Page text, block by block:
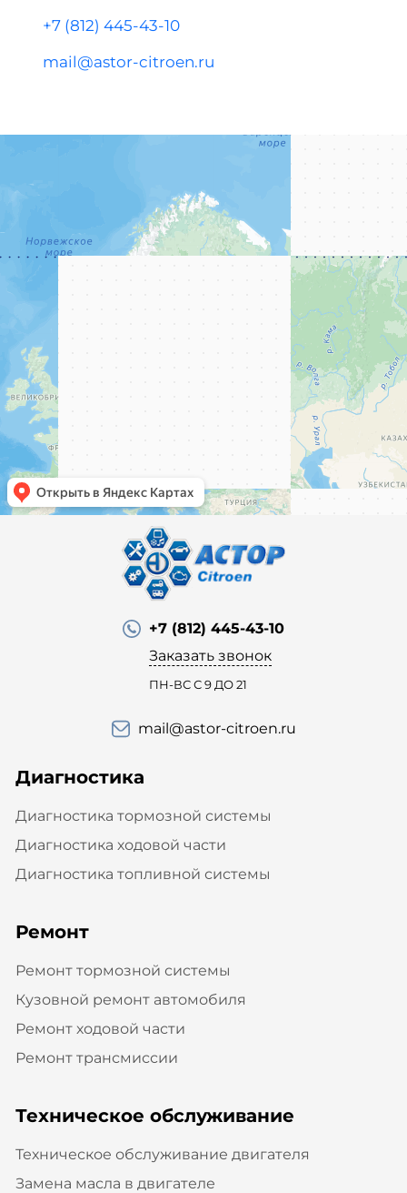
+7 (812) 445-43-10
mail@astor-citroen.ru
+7 (812) 445-43-10
Заказать звонок
ПН-ВС С 9 ДО 21
mail@astor-citroen.ru
Диагностика
Диагностика тормозной системы
Диагностика ходовой части
Диагностика топливной системы
Ремонт
Ремонт тормозной системы
Кузовной ремонт автомобиля
Ремонт ходовой части
Ремонт трансмиссии
Техническое обслуживание
Техническое обслуживание двигателя
Замена масла в двигателе